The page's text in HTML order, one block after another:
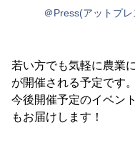
＠Press(アットプレ
若い方でも気軽に農業
が開催される予定です。
今後開催予定のイベン
もお届けします！